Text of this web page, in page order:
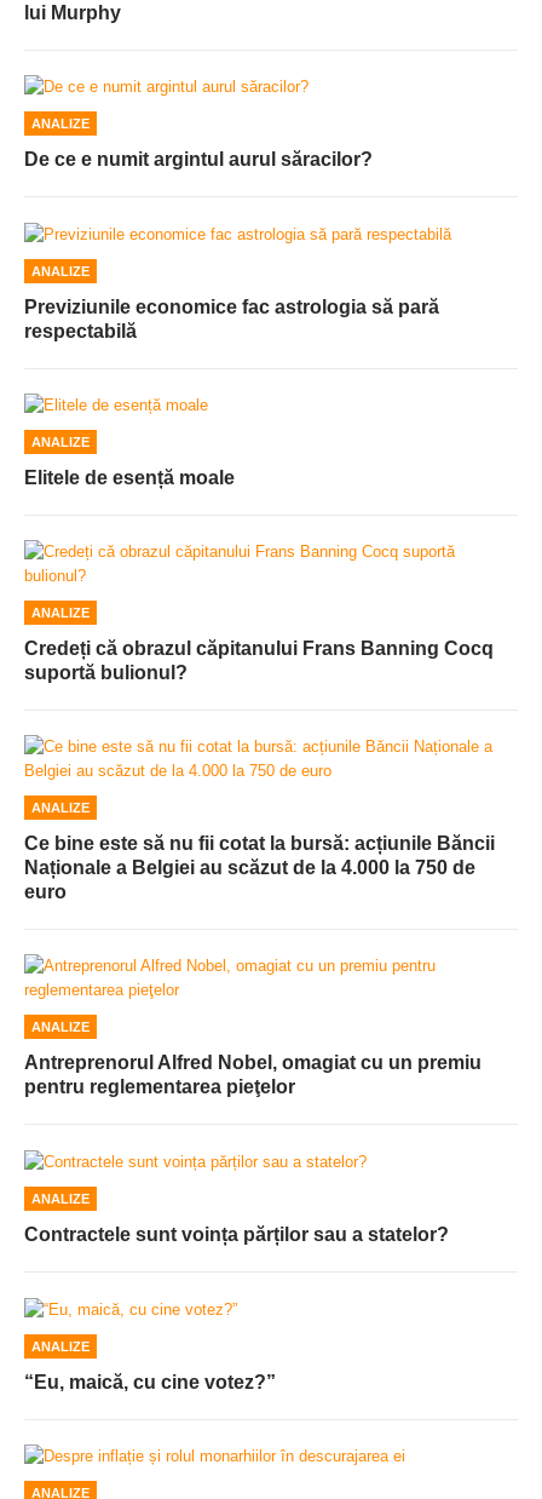
lui Murphy
ANALIZE
De ce e numit argintul aurul săracilor?
ANALIZE
Previziunile economice fac astrologia să pară
respectabilă
ANALIZE
Elitele de esență moale
ANALIZE
Credeți că obrazul căpitanului Frans Banning Cocq
suportă bulionul?
ANALIZE
Ce bine este să nu fii cotat la bursă: acțiunile Băncii
Naționale a Belgiei au scăzut de la 4.000 la 750 de
euro
ANALIZE
Antreprenorul Alfred Nobel, omagiat cu un premiu
pentru reglementarea pieţelor
ANALIZE
Contractele sunt voința părților sau a statelor?
ANALIZE
“Eu, maică, cu cine votez?”
ANALIZE